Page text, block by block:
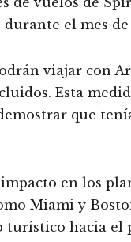
el mes de
viajar con
Esta
que
en los
Miami y
hacia el